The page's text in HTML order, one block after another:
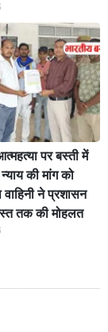
पर बस्ती में
की मांग को
ने प्रशासन
तक की मोहलत